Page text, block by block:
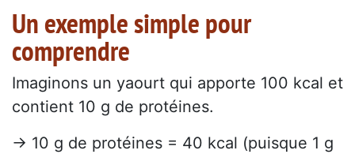
Un exemple simple pour
comprendre
Imaginons un yaourt qui apporte 100 kcal et
contient 10 g de protéines.
→ 10 g de protéines = 40 kcal (puisque 1 g